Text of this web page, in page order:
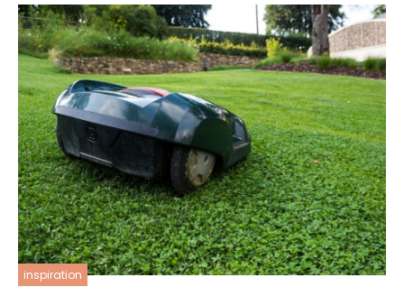
inspiration